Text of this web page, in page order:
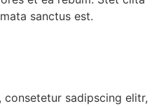
sanctus est.
sadipscing elitr,